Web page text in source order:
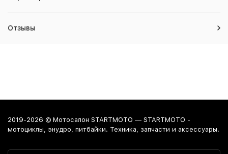
Отзывы
2019-2026 © Мотосалон STARTMOTO — STARTMOTO -
мотоциклы, энудро, питбайки. Техника, запчасти и аксессуары.